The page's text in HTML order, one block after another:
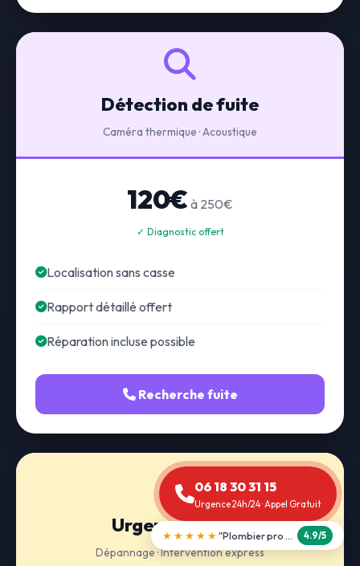
Détection de fuite
Caméra thermique · Acoustique
120€ à 250€
✓ Diagnostic offert
Localisation sans casse
Rapport détaillé offert
Réparation incluse possible
Recherche fuite
Urgence 24h/24
Dépannage · Intervention express
06 18 30 31 15
Urgence 24h/24 · Appel Gratuit
★★★★★ "Débouchage WC en 30 min" 5.0/5